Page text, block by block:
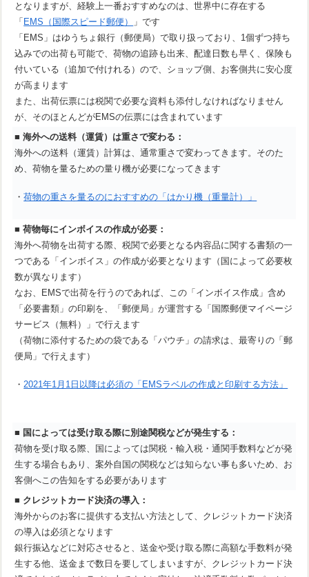
となりますが、経験上一番おすすめなのは、世界中に存在する
「 EMS（国際スピード郵便）
」です
「EMS」はゆうちょ銀行（郵便局）で取り扱っており、1個ずつ持ち
込みでの出荷も可能で、荷物の追跡も出来、配達日数も早く、保険も
付いている（追加で付けれる）ので、ショップ側、お客側共に安心度
が高まります
また、出荷伝票には税関で必要な資料も添付しなければなりません
が、そのほとんどがEMSの伝票には含まれています
■海外への送料（運賃）は重さで変わる：
海外への送料（運賃）計算は、通常重さで変わってきます。そのた
め、荷物を量るための量り機が必要になってきます
・荷物の重さを量るのにおすすめの「はかり機（重量計）」
■荷物毎にインボイスの作成が必要：
海外へ荷物を出荷する際、税関で必要となる内容品に関する書類の一
つである「インボイス」の作成が必要となります（国によって必要枚
数が異なります）
なお、EMSで出荷を行うのであれば、この「インボイス作成」含め
「必要書類」の印刷を、「郵便局」が運営する「国際郵便マイページ
サービス（無料）」で行えます
（荷物に添付するための袋である「パウチ」の請求は、最寄りの「郵
便局」で行えます）
・2021年1月1日以降は必須の「EMSラベルの作成と印刷する方法」
■ 国によっては受け取る際に別途関税などが発生する：
荷物を受け取る際、国によっては関税・輸入税・通関手数料などが発
生する場合もあり、案外自国の関税などは知らない事も多いため、お
客側へこの告知をする必要があります
■ クレジットカード決済の導入：
海外からのお客に提供する支払い方法として、クレジットカード決済
の導入は必須となります
銀行振込などに対応させると、送金や受け取る際に高額な手数料が発
生する他、送金まで数日を要してしまいますが、クレジットカード決